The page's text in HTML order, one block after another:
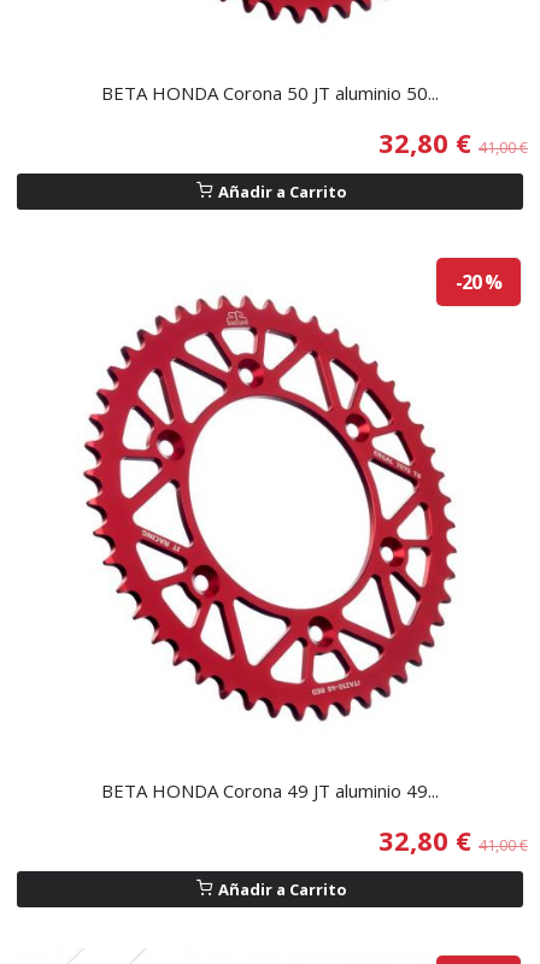
BETA HONDA Corona 50 JT aluminio 50...
32,80 € 41,00 €
Añadir a Carrito
-20 %
BETA HONDA Corona 49 JT aluminio 49...
32,80 € 41,00 €
Añadir a Carrito